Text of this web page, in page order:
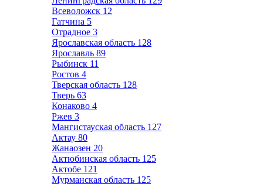
Всеволожск 12
Гатчина 5
Отрадное 3
Ярославская область 128
Ярославль 89
Рыбинск 11
Ростов 4
Тверская область 128
Тверь 63
Конаково 4
Ржев 3
Мангистауская область 127
Актау 80
Жанаозен 20
Актюбинская область 125
Актобе 121
Мурманская область 125